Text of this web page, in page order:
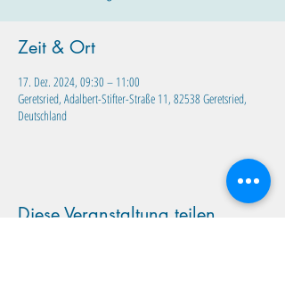
Zeit & Ort
17. Dez. 2024, 09:30 – 11:00
Geretsried, Adalbert-Stifter-Straße 11, 82538 Geretsried,
Deutschland
Diese Veranstaltung teilen